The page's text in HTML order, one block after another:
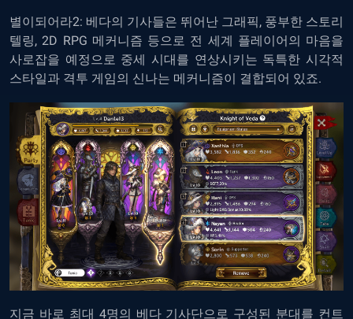
별이되어라2: 베다의 기사들은 뛰어난 그래픽, 풍부한 스토리
텔링, 2D RPG 메커니즘 등으로 전 세계 플레이어의 마음을
사로잡을 예정으로 중세 시대를 연상시키는 독특한 시각적
스타일과 격투 게임의 신나는 메커니즘이 결합되어 있죠.
지금 바로 최대 4명의 베다 기사단으로 구성된 분대를 컨트